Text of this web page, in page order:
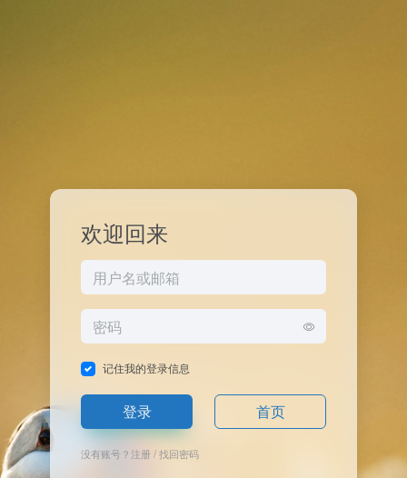
欢迎回来
记住我的登录信息
登录 首页
没有账号？注册/找回密码